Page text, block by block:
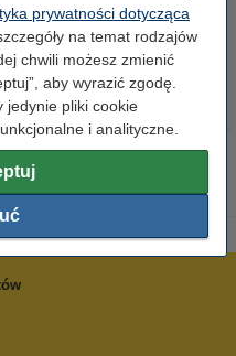
prywatności dotycząca
na temat rodzajów
chwili możesz zmienić
aby wyrazić zgodę.
jedynie pliki cookie
i analityczne.
110,00 zł z VAT